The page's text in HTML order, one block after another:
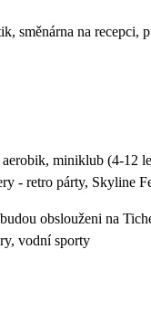
směnárna na
miniklub (4-12
- retro párty, Skyline
obslouženi na
vodní sporty